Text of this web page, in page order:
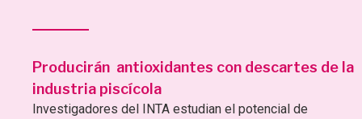
Producirán antioxidantes con descartes de la
industria piscícola
Investigadores del INTA estudian el potencial de